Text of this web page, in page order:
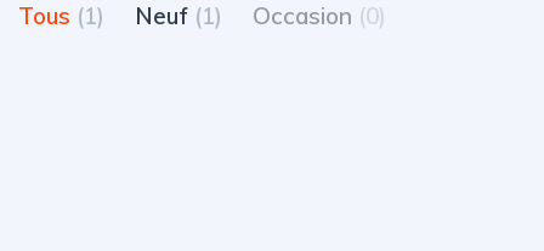
Tous (1) Neuf (1) Occasion (0)